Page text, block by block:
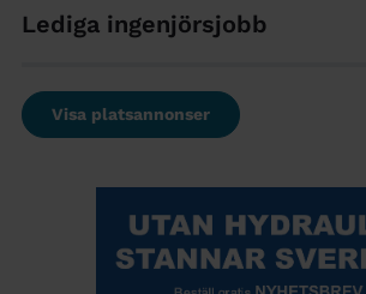
Lediga ingenjörsjobb
Visa platsannonser